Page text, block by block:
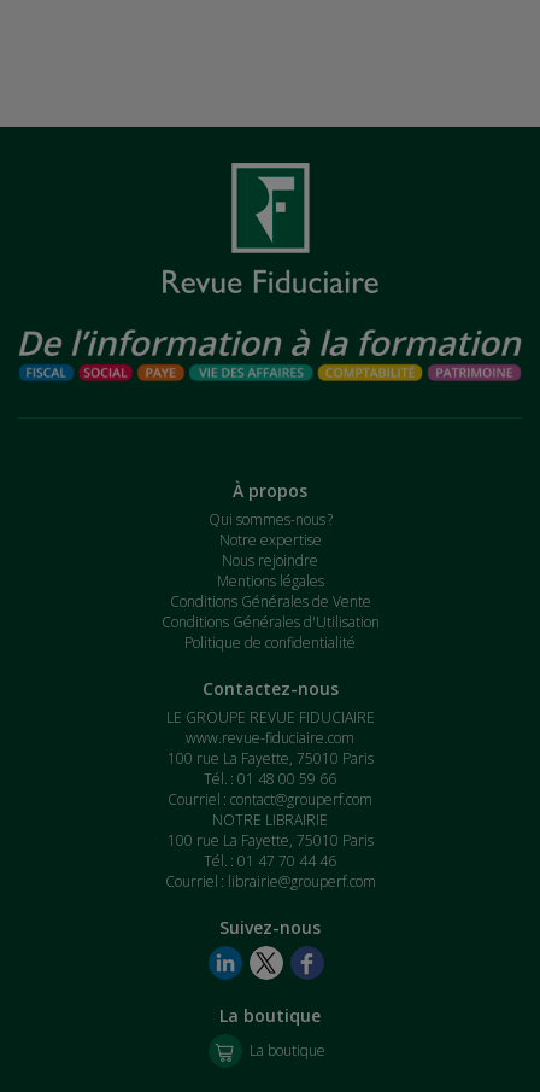
À propos
Qui sommes-nous ?
Notre expertise
Nous rejoindre
Mentions légales
Conditions Générales de Vente
Conditions Générales d'Utilisation
Politique de confidentialité
Contactez-nous
LE GROUPE REVUE FIDUCIAIRE
www.revue-fiduciaire.com
100 rue La Fayette, 75010 Paris
Tél. : 01 48 00 59 66
Courriel : contact@grouperf.com
NOTRE LIBRAIRIE
100 rue La Fayette, 75010 Paris
Tél. : 01 47 70 44 46
Courriel : librairie@grouperf.com
Suivez-nous
La boutique
La boutique